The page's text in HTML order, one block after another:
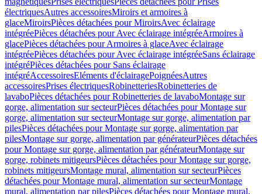
électriquesAutres accessoiresMiroirs et armoires à
glaceMiroirsPièces détachées pour MiroirsAvec éclairage
intégréePièces détachées pour Avec éclairage intégréeArmoires à
glacePièces détachées pour Armoires à glaceAvec éclairage
intégréePièces détachées pour Avec éclairage intégréeSans éclairage
intégréPièces détachées pour Sans éclairage
intégréAccessoiresEléments d'éclairagePoignéesAutres
accessoiresPrises électriquesRobinetteriesRobinetteries de
lavaboPièces détachées pour Robinetteries de lavaboMontage sur
gorge, alimentation sur secteurPièces détachées pour Montage sur
gorge, alimentation sur secteurMontage sur gorge, alimentation par
pilesPièces détachées pour Montage sur gorge, alimentation par
pilesMontage sur gorge, alimentation par générateurPièces détachées
pour Montage sur gorge, alimentation par générateurMontage sur
gorge, robinets mitigeursPièces détachées pour Montage sur gorge,
robinets mitigeursMontage mural, alimentation sur secteurPièces
détachées pour Montage mural, alimentation sur secteurMontage
mural, alimentation par pilesPièces détachées pour Montage mural,